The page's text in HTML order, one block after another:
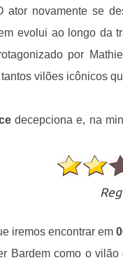
ator novamente se
evolui ao longo da
por
vilões icônicos
decepciona e, na
iremos encontrar em
Bardem como o